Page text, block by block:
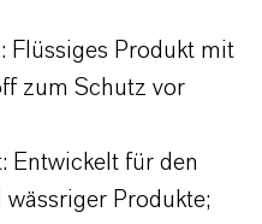
Produkt mit
zum Schutz vor
Entwickelt für den
Produkte;